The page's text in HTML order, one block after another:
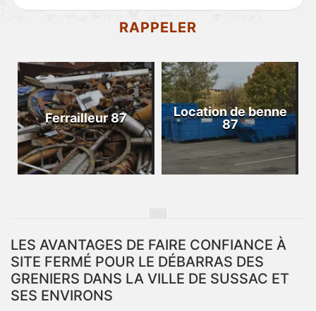
Ferrailleur 87
Location de benne
87
LES AVANTAGES DE FAIRE CONFIANCE À
SITE FERMÉ POUR LE DÉBARRAS DES
GRENIERS DANS LA VILLE DE SUSSAC ET
SES ENVIRONS